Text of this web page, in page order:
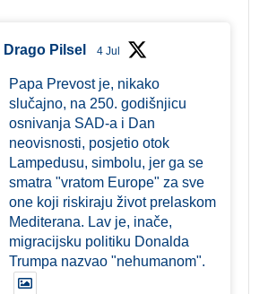
Drago Pilsel 4 Jul
Papa Prevost je, nikako
slučajno, na 250. godišnjicu
osnivanja SAD-a i Dan
neovisnosti, posjetio otok
Lampedusu, simbolu, jer ga se
smatra "vratom Europe" za sve
one koji riskiraju život prelaskom
Mediterana. Lav je, inače,
migracijsku politiku Donalda
Trumpa nazvao "nehumanom".